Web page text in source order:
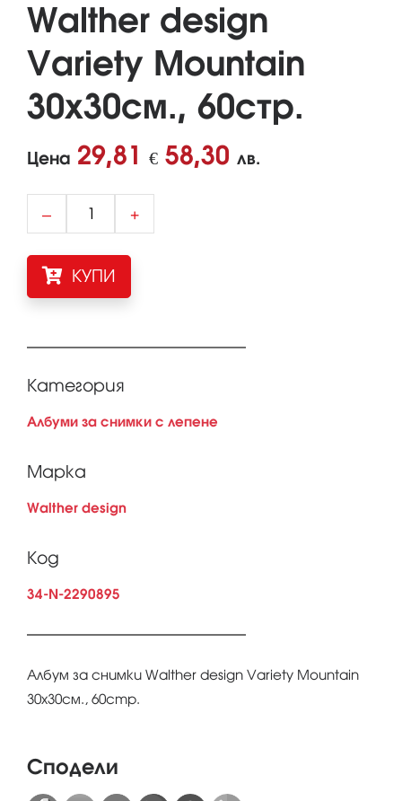
Walther design
Variety Mountain
30x30см., 60стр.
Цена 29,81 € 58,30 лв.
– +
КУПИ
Категория
Албуми за снимки с лепене
Марка
Walther design
Код
34-N-2290895
Албум за снимки Walther design Variety Mountain
30x30см., 60стр.
Сподели